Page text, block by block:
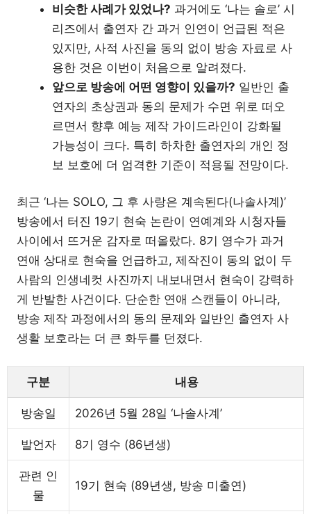
비슷한 사례가 있었나? 과거에도 ‘나는 솔로’ 시
리즈에서 출연자 간 과거 인연이 언급된 적은
있지만, 사적 사진을 동의 없이 방송 자료로 사
용한 것은 이번이 처음으로 알려졌다.
앞으로 방송에 어떤 영향이 있을까? 일반인 출
연자의 초상권과 동의 문제가 수면 위로 떠오
르면서 향후 예능 제작 가이드라인이 강화될
가능성이 크다. 특히 하차한 출연자의 개인 정
보 보호에 더 엄격한 기준이 적용될 전망이다.
최근 ‘나는 SOLO, 그 후 사랑은 계속된다(나솔사계)’
방송에서 터진 19기 현숙 논란이 연예계와 시청자들
사이에서 뜨거운 감자로 떠올랐다. 8기 영수가 과거
연애 상대로 현숙을 언급하고, 제작진이 동의 없이 두
사람의 인생네컷 사진까지 내보내면서 현숙이 강력하
게 반발한 사건이다. 단순한 연애 스캔들이 아니라,
방송 제작 과정에서의 동의 문제와 일반인 출연자 사
생활 보호라는 더 큰 화두를 던졌다.
구분 내용
방송일 2026년 5월 28일 ‘나솔사계’
발언자 8기 영수 (86년생)
관련 인
물
19기 현숙 (89년생, 방송 미출연)